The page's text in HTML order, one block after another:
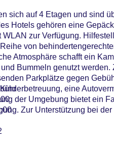
sich auf 4 Etagen und sind
Hotels gehören eine
zur Verfügung.
von
Atmosphäre schafft ein
Bummeln genutzt
Parkplätze gegen
eine
der Umgebung bietet ein
Zur Unterstützung bei